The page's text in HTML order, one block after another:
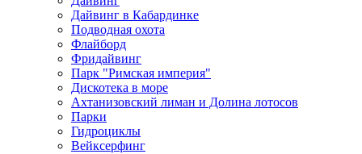
Дайвинг в Кабардинке
Подводная охота
Флайборд
Фридайвинг
Парк "Римская империя"
Дискотека в море
Ахтанизовский лиман и Долина лотосов
Парки
Гидроциклы
Вейксерфинг